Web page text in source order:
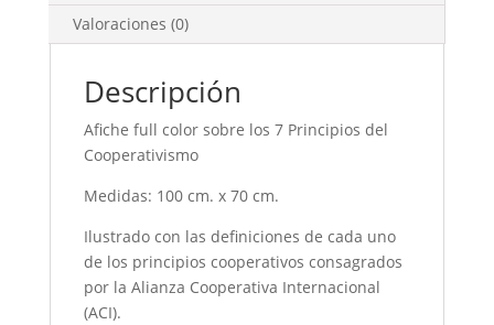
Valoraciones (0)
Descripción
Afiche full color sobre los 7 Principios del
Cooperativismo
Medidas: 100 cm. x 70 cm.
Ilustrado con las definiciones de cada uno
de los principios cooperativos consagrados
por la Alianza Cooperativa Internacional
(ACI).